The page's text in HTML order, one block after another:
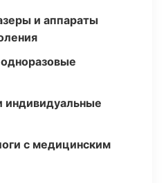
и аппараты
индивидуальные
с медицинским